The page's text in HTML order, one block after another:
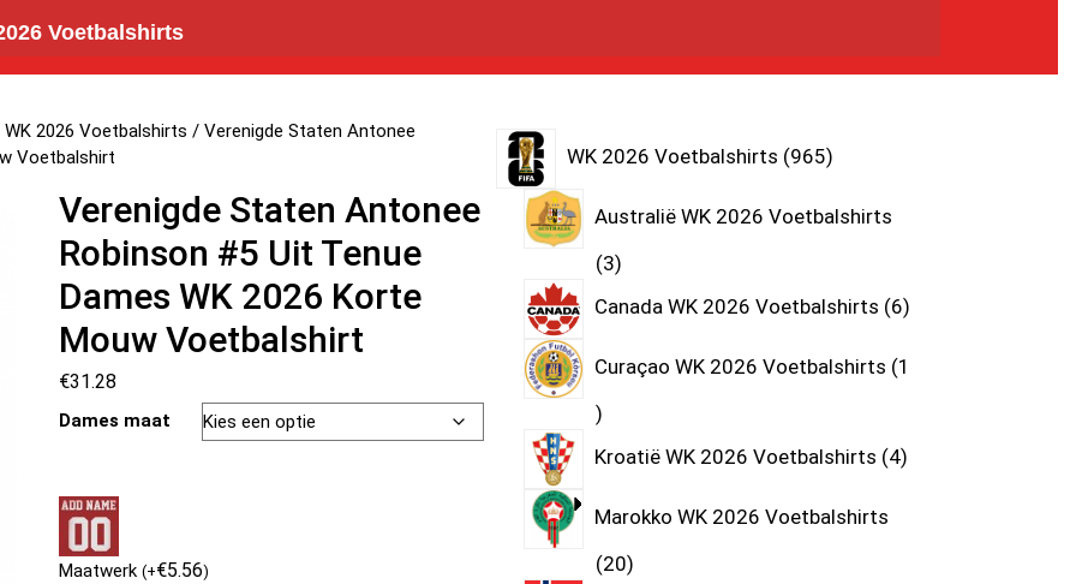
Voetbalshirts
2026 Voetbalshirts / Verenigde Staten Antonee
Voetbalshirt
Verenigde Staten Antonee
Robinson #5 Uit Tenue
Dames WK 2026 Korte
Mouw Voetbalshirt
€31.28
Dames maat
Maatwerk (+€5.56)
WK 2026 Voetbalshirts 965
Australië WK 2026 Voetbalshirts
3
Canada WK 2026 Voetbalshirts 6
Curaçao WK 2026 Voetbalshirts 1
Kroatië WK 2026 Voetbalshirts 4
Marokko WK 2026 Voetbalshirts
20